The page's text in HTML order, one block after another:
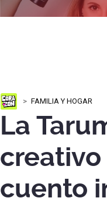
FAMILIA Y HOGAR
La
creativo
cuento